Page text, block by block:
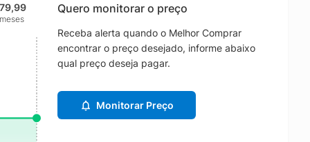
Quero monitorar o preço
Receba alerta quando o Melhor Comprar
encontrar o preço desejado, informe abaixo
qual preço deseja pagar.
Monitorar Preço